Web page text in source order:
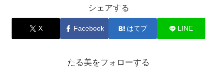
シェアする
X Facebook はてブ LINE
たる美をフォローする